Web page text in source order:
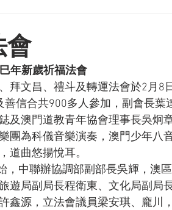
會
年新歲祈福法會
拜文昌、禮斗及轉運法會於2月8
信合共900多人參加，副會長葉
及澳門道教青年協會理事長吳炯
團為科儀音樂演奏，澳門少年八
道曲悠揚悅耳。
，中聯辦協調部副部長吳輝，澳
遊局副局長程衛東、文化局副局
鑫源，立法會議員梁安琪、龐川